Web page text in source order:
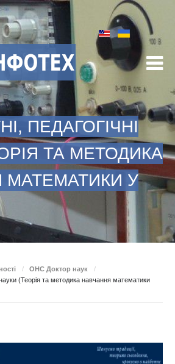
ПЕДАГОГІЧНІ
ТА МЕТОДИКА
МАТЕМАТИКИ У
/ ОНС Доктор наук
/
науки (Теорія та методика навчання математики